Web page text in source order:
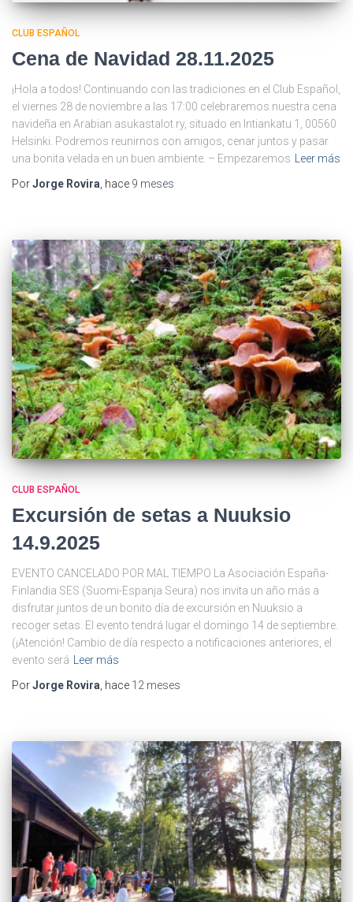
CLUB ESPAÑOL
Cena de Navidad 28.11.2025
¡Hola a todos! Continuando con las tradiciones en el Club Español,
el viernes 28 de noviembre a las 17:00 celebraremos nuestra cena
navideña en Arabian asukastalot ry, situado en Intiankatu 1, 00560
Helsinki. Podremos reunirnos con amigos, cenar juntos y pasar
una bonita velada en un buen ambiente. – Empezaremos Leer más
PorJorge Rovira , hace 9 meses
CLUB ESPAÑOL
Excursión de setas a Nuuksio
14.9.2025
EVENTO CANCELADO POR MAL TIEMPO La Asociación España-
Finlandia SES (Suomi-Espanja Seura) nos invita un año más a
disfrutar juntos de un bonito día de excursión en Nuuksio a
recoger setas. El evento tendrá lugar el domingo 14 de septiembre.
(¡Atención! Cambio de día respecto a notificaciones anteriores, el
evento será Leer más
PorJorge Rovira, hace 12 meses